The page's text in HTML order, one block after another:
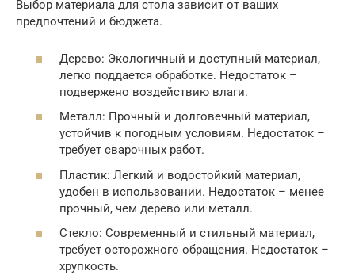
Выбор материала для стола зависит от ваших
предпочтений и бюджета.
Дерево: Экологичный и доступный материал,
легко поддается обработке. Недостаток –
подвержено воздействию влаги.
Металл: Прочный и долговечный материал,
устойчив к погодным условиям. Недостаток –
требует сварочных работ.
Пластик: Легкий и водостойкий материал,
удобен в использовании. Недостаток – менее
прочный, чем дерево или металл.
Стекло: Современный и стильный материал,
требует осторожного обращения. Недостаток –
хрупкость.